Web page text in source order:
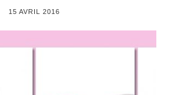
15 AVRIL 2016